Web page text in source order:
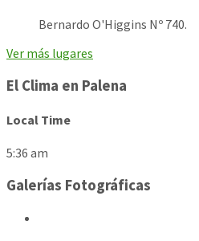
Bernardo O'Higgins Nº 740.
Ver más lugares
El Clima en Palena
Local Time
5:36 am
Galerías Fotográficas